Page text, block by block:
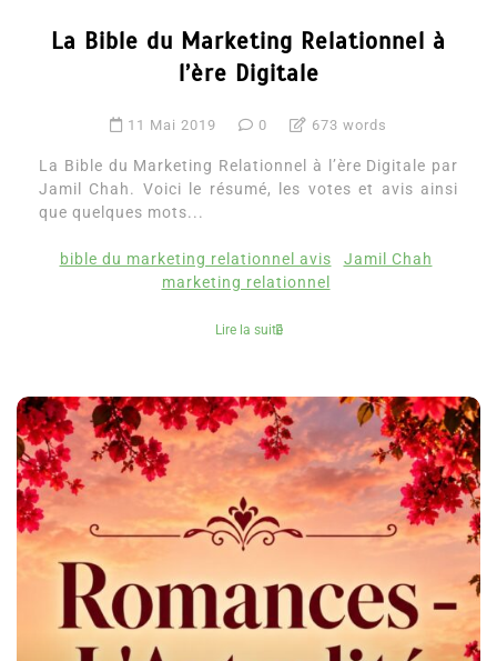
La Bible du Marketing Relationnel à
l’ère Digitale
11 Mai 2019 0 673 words
La Bible du Marketing Relationnel à l’ère Digitale par
Jamil Chah. Voici le résumé, les votes et avis ainsi
que quelques mots...
bible du marketing relationnel avis
Jamil Chah
marketing relationnel
Lire la suite